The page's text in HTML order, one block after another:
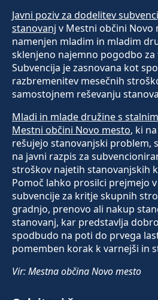
Javni poziv za dodelitev
stanovanj v Mestni občini Novo
namenjen mladim in mladim
sklenjeno najemno pogodbo
Subvencija je zasnovana kot
razbremenitev mesečnih
samostojnem reševanju
Mladi in mlade družine s
Mestni občini Novo mesto, ki
rešujejo stanovanjski problem,
na javni razpis za
stroškov najetih stanovanjskih
Pomoč lahko prosilci prejmejo
subvencije za kritje skupnih
gradnjo, prenovo ali nakup
stanovanj, kar predstavlja
spodbudo na poti do prvega
pomemben korak k varnejši in
Vir: Mestna občina Novo mesto